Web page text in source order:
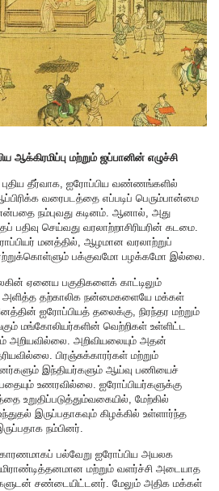
ஆக்கிரமிப்பு மற்றும் ஜப்பானின் எழுச்சி
புதிய தீர்வாக, ஐரோப்பிய வண்ணங்களில்
வரைபடத்தை எப்படிப் பெரும்பான்மை
நம்புவது கடினம். ஆனால், அது
செய்வது வரலாற்றாசிரியரின் கடமை.
மனத்தில், ஆழமான வரலாற்றுப்
பக்குவமோ பழக்கமோ இல்லை.
ஏனைய பகுதிகளைக் காட்டிலும்
அளித்த தற்காலிக நன்மைகளையே மக்கள்
ஐரோப்பியத் தலைக்கு, நிரந்தர மற்றும்
மங்கோலியர்களின் வெற்றிகள் உள்ளிட்ட
அறியவில்லை. அறிவியலையும் அதன்
பிரஞ்சுக்காரர்கள் மற்றும்
இந்தியர்களும் ஆய்வு பணியைச்
உணரவில்லை. ஐரோப்பியர்களுக்கு
உறுதிப்படுத்தும்வகையில், மேற்கில்
இருப்பதாகவும் கிழக்கில் உள்ளார்ந்த
நம்பினர்.
பல்வேறு ஐரோப்பிய அயலக
மற்றும் வளர்ச்சி அடையாத
சண்டையிட்டனர். மேலும் அதிக மக்கள்